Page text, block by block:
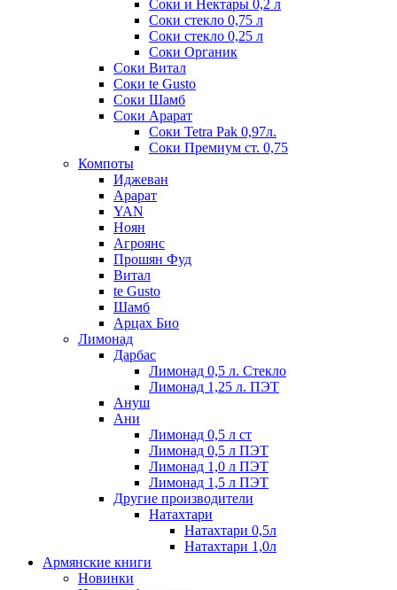
Соки и Нектары 0,2 л
Соки стекло 0,75 л
Соки стекло 0,25 л
Соки Органик
Соки Витал
Соки te Gusto
Соки Шамб
Соки Арарат
Соки Tetra Pak 0,97л.
Соки Премиум ст. 0,75
Компоты
Иджеван
Арарат
YAN
Ноян
Агроянс
Прошян Фуд
Витал
te Gusto
Шамб
Арцах Био
Лимонад
Дарбас
Лимонад 0,5 л. Стекло
Лимонад 1,25 л. ПЭТ
Ануш
Ани
Лимонад 0,5 л ст
Лимонад 0,5 л ПЭТ
Лимонад 1,0 л ПЭТ
Лимонад 1,5 л ПЭТ
Другие производители
Натахтари
Натахтари 0,5л
Натахтари 1,0л
Армянские книги
Новинки